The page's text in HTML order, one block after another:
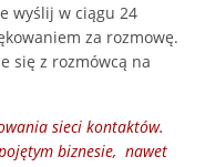
wyślij w ciągu 24
za rozmowę.
się z rozmówcą na
sieci kontaktów.
biznesie, nawet